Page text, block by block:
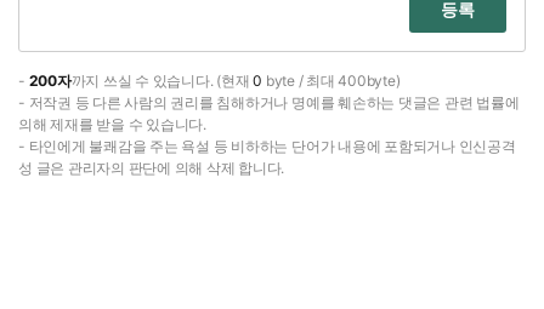
등록
- 200자까지 쓰실 수 있습니다. (현재0 byte / 최대 400byte)
- 저작권 등 다른 사람의 권리를 침해하거나 명예를 훼손하는 댓글은 관련 법률에
의해 제재를 받을 수 있습니다.
- 타인에게 불쾌감을 주는 욕설 등 비하하는 단어가 내용에 포함되거나 인신공격
성 글은 관리자의 판단에 의해 삭제 합니다.